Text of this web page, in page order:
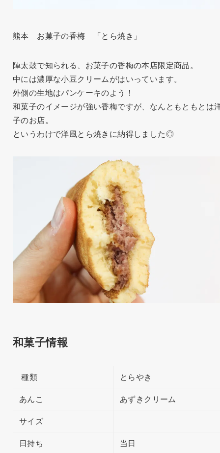
熊本 お菓子の香梅 「とら焼き」
陣太鼓で知られる、お菓子の香梅の本店限定商品。
中には濃厚な小豆クリームがはいっています。
外側の生地はパンケーキのよう！
和菓子のイメージが強い香梅ですが、なんともともとは
子のお店。
というわけで洋風とら焼きに納得しました◎
和菓子情報
種類
とらやき
あんこ
あずきクリーム
サイズ
日持ち
当日